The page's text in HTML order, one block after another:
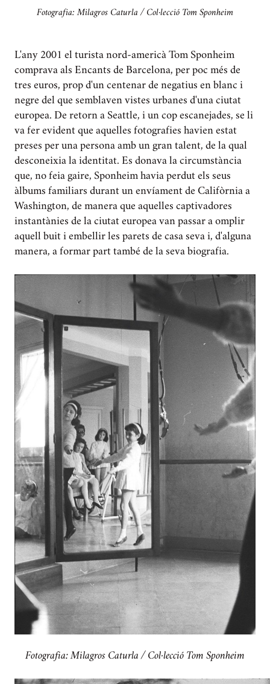
Fotografia: Milagros Caturla / Col·lecció Tom Sponheim
L'any 2001 el turista nord-americà Tom Sponheim
comprava als Encants de Barcelona, per poc més de
tres euros, prop d'un centenar de negatius en blanc i
negre del que semblaven vistes urbanes d'una ciutat
europea. De retorn a Seattle, i un cop escanejades, se li
va fer evident que aquelles fotografies havien estat
preses per una persona amb un gran talent, de la qual
desconeixia la identitat. Es donava la circumstància
que, no feia gaire, Sponheim havia perdut els seus
àlbums familiars durant un envíament de Califòrnia a
Washington, de manera que aquelles captivadores
instantànies de la ciutat europea van passar a omplir
aquell buit i embellir les parets de casa seva i, d'alguna
manera, a formar part també de la seva biografia.
Fotografia: Milagros Caturla / Col·lecció Tom Sponheim